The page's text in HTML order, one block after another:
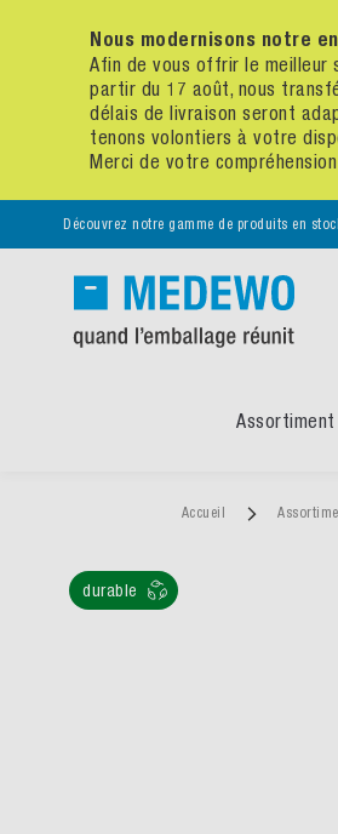
Nous modernisons notre
Afin de vous offrir le meilleur
partir du 17 août, nous
délais de livraison seront
tenons volontiers à votre
Merci de votre
Découvrez notre gamme de produits en
Accueil
durable